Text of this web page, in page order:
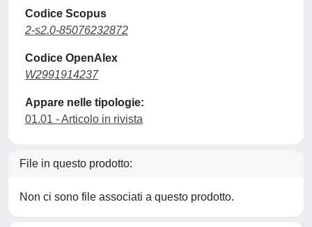
Codice Scopus
2-s2.0-85076232872
Codice OpenAlex
W2991914237
Appare nelle tipologie:
01.01 - Articolo in rivista
File in questo prodotto:
Non ci sono file associati a questo prodotto.